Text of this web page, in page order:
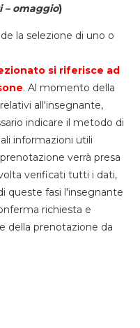
– omaggio)
la selezione di uno o
si riferisce ad
. Al momento della
all'insegnante,
indicare il metodo di
informazioni utili
verrà presa
verificati tutti i dati,
queste fasi l'insegnante
richiesta e
della prenotazione da